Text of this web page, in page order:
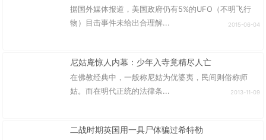
据国外媒体报道，美国政府仍有5%的UFO（不明飞行
物）目击事件未给出合理解...
2015-06-04
尼姑庵惊人内幕：少年入寺竟精尽人亡
在佛教经典中，一般称尼姑为优婆夷，民间则俗称师
姑。而在明代正统的法律条...
2013-11-09
二战时期英国用一具尸体骗过希特勒